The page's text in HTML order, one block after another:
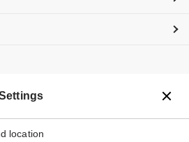
location